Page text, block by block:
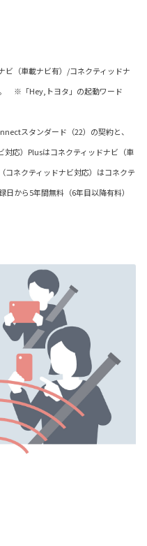
（車載ナビ有）/コネクティッドナ
。 ※「Hey,トヨタ」の起動ワード
スタンダード（22）の契約と、
対応）Plusはコネクティッドナビ（車
コネクティッドナビ対応）はコネクテ
から5年間無料（6年目以降有料）